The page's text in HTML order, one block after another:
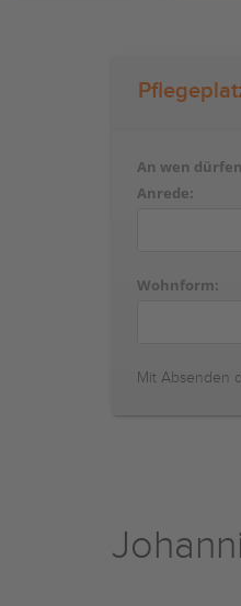
An wen
Anrede:
Wohnform:
Mit Absenden